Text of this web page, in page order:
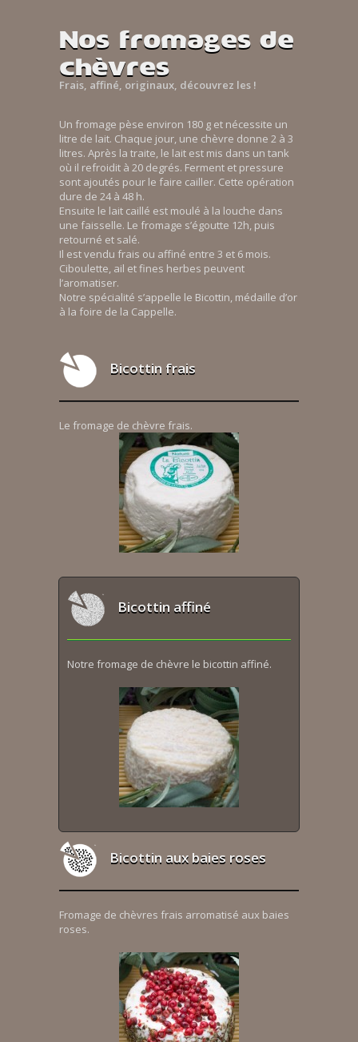
Nos fromages de
chèvres
Frais, affiné, originaux, découvrez les !
Un fromage pèse environ 180 g et nécessite un
litre de lait. Chaque jour, une chèvre donne 2 à 3
litres. Après la traite, le lait est mis dans un tank
où il refroidit à 20 degrés. Ferment et pressure
sont ajoutés pour le faire cailler. Cette opération
dure de 24 à 48 h.
Ensuite le lait caillé est moulé à la louche dans
une faisselle. Le fromage s’égoutte 12h, puis
retourné et salé.
Il est vendu frais ou affiné entre 3 et 6 mois.
Ciboulette, ail et fines herbes peuvent
l’aromatiser.
Notre spécialité s’appelle le Bicottin, médaille d’or
à la foire de la Cappelle.
Bicottin frais
Le fromage de chèvre frais.
Bicottin affiné
Notre fromage de chèvre le bicottin affiné.
Bicottin aux baies roses
Fromage de chèvres frais arromatisé aux baies
roses.